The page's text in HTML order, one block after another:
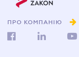
ПРО КОМПАНІЮ